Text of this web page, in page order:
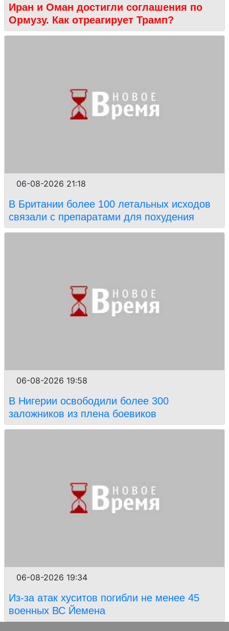
Иран и Оман достигли соглашения по
Ормузу. Как отреагирует Трамп?
06-08-2026 21:18
В Британии более 100 летальных исходов
связали с препаратами для похудения
06-08-2026 19:58
В Нигерии освободили более 300
заложников из плена боевиков
06-08-2026 19:34
Из-за атак хуситов погибли не менее 45
военных ВС Йемена